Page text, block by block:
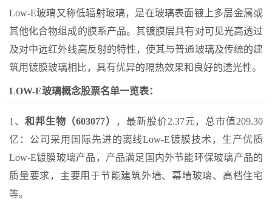
Low-E玻璃又称低辐射玻璃，是在玻璃表面镀上多层金属或
其他化合物组成的膜系产品。其镀膜层具有对可见光高透过
及对中远红外线高反射的特性，使其与普通玻璃及传统的建
筑用镀膜玻璃相比，具有优异的隔热效果和良好的透光性。
LOW-E玻璃概念股票名单一览表：
1、 和邦生物（603077）
，最新股价2.37元，总市值209.30
亿：公司采用国际先进的离线Low-E镀膜技术，生产优质
Low-E镀膜玻璃产品，产品满足国内外节能环保玻璃产品的
质量要求，主要用于节能建筑外墙、幕墙玻璃、高档住宅
等。